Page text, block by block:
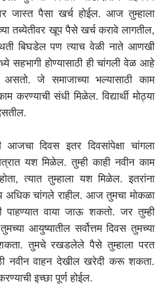
जास्त पैसा खर्च होईल. आज तुम्हाला
तब्येतीवर खूप पैसे खर्च करावे लागतील,
बिघडेल पण त्याच वेळी नाते आणखी
सहभागी होण्यासाठी ही चांगली वेळ आहे
जे समाजाच्या भल्यासाठी काम
करण्याची संधी मिळेल. विद्यार्थी मोठ्या
आजचा दिवस इतर दिवसांपेक्षा चांगला
यश मिळेल. तुम्ही काही नवीन काम
त्यात तुम्हाला यश मिळेल. इतरांना
चांगले राहील. आज तुमचा मोकळा
पाहण्यात वाया जाऊ शकतो. जर तुम्ही
आयुष्यातील सर्वोत्तम दिवस तुमच्या
शकता. तुमचे रखडलेले पैसे तुम्हाला परत
नवीन वाहन देखील खरेदी करू शकता.
इच्छा पूर्ण होईल.